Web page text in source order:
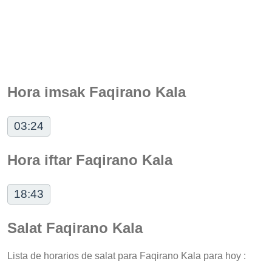
Hora imsak Faqirano Kala
03:24
Hora iftar Faqirano Kala
18:43
Salat Faqirano Kala
Lista de horarios de salat para Faqirano Kala para hoy :